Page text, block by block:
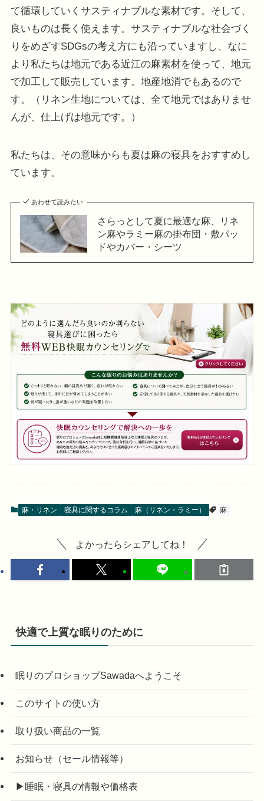
て循環していくサスティナブルな素材です。そして、
良いものは長く使えます。サスティナブルな社会づく
りをめざすSDGsの考え方にも沿っていますし、なに
より私たちは地元である近江の麻素材を使って、地元
で加工して販売しています。地産地消でもあるので
す。（リネン生地については、全て地元ではありませ
んが、仕上げは地元です。）
私たちは、その意味からも夏は麻の寝具をおすすめし
ています。
あわせて読みたい
さらっとして夏に最適な麻、リネ
ン麻やラミー麻の掛布団・敷パッ
ドやカバー・シーツ
麻・リネン 寝具に関するコラム 麻（リネン・ラミー） 麻
よかったらシェアしてね！
快適で上質な眠りのために
眠りのプロショップSawadaへようこそ
このサイトの使い方
取り扱い商品の一覧
お知らせ（セール情報等）
▶睡眠・寝具の情報や価格表